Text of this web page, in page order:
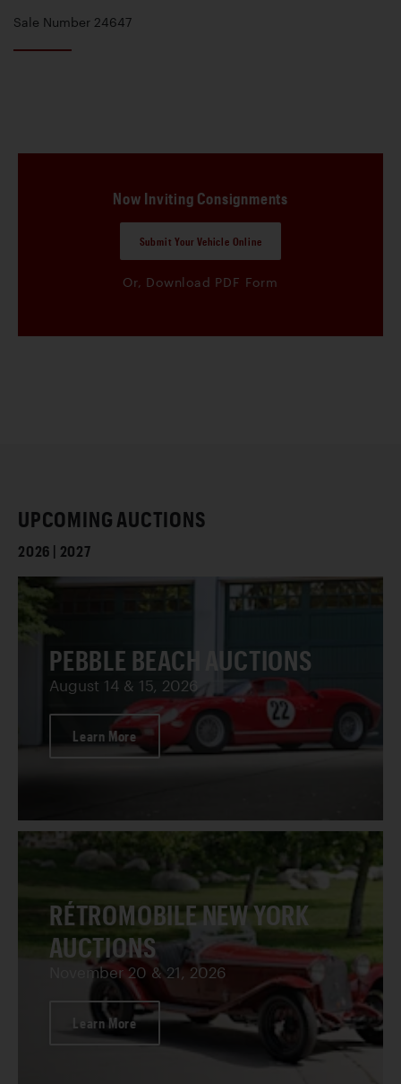
Sale Number 24647
Now Inviting Consignments
Submit Your Vehicle Online
Or, Download PDF Form
UPCOMING AUCTIONS
2026 | 2027
PEBBLE BEACH AUCTIONS
August 14 & 15, 2026
Learn More
RÉTROMOBILE NEW YORK
AUCTIONS
November 20 & 21, 2026
Learn More